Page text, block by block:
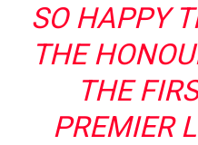
SO HAPPY
THE
THE
PREMIER